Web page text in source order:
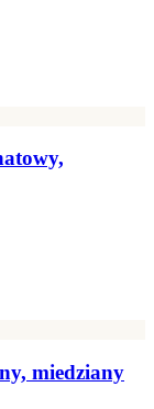
miedziany